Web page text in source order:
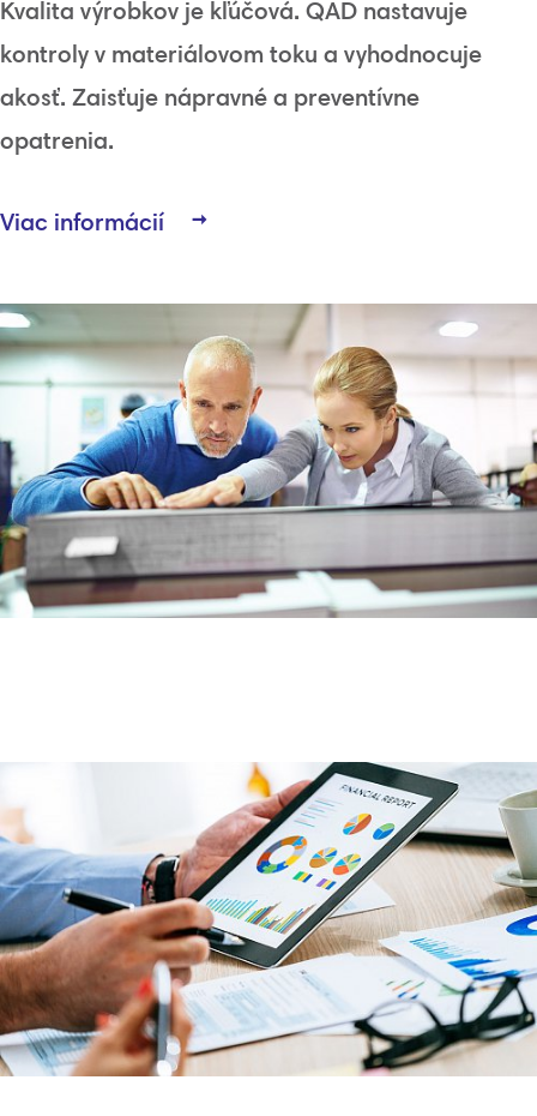
Kvalita výrobkov je kľúčová. QAD nastavuje
kontroly v materiálovom toku a vyhodnocuje
akosť. Zaisťuje nápravné a preventívne
opatrenia.
Viac informácií